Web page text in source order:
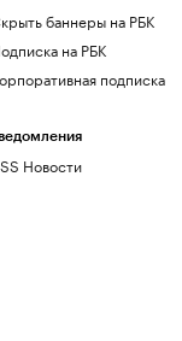
баннеры на РБК
на РБК
подписка
Новости